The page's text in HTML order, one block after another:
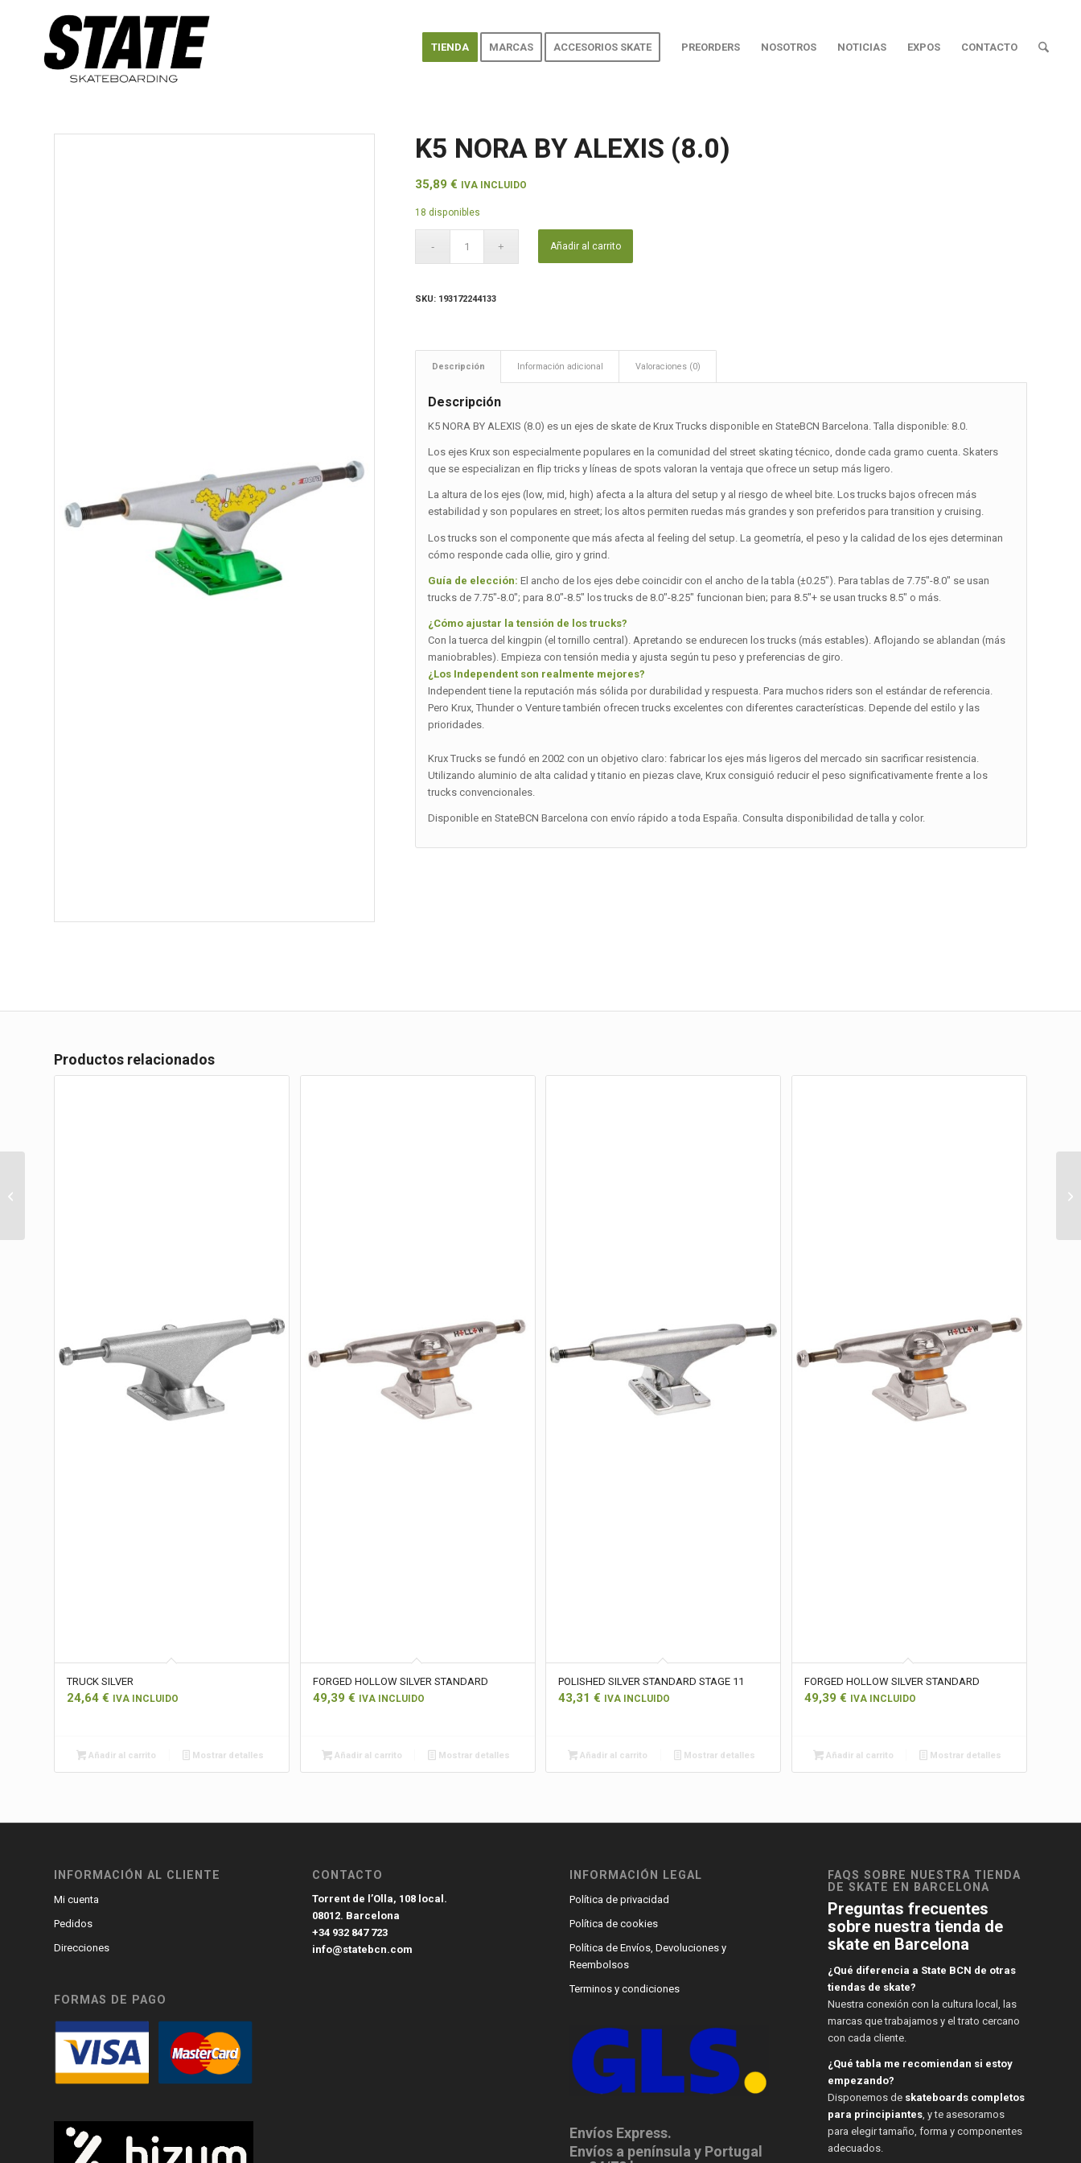
TIENDA MARCAS ACCESORIOS SKATE PREORDERS NOSOTROS NOTICIAS EXPOS CONTACTO
K5 NORA BY ALEXIS (8.0)
35,89€ IVA INCLUIDO
18 disponibles
Añadir al carrito
SKU: 193172244133
Descripción Información adicional Valoraciones (0)
Descripción
K5 NORA BY ALEXIS (8.0) es un ejes de skate de Krux Trucks disponible en StateBCN Barcelona. Talla disponible: 8.0.
Los ejes Krux son especialmente populares en la comunidad del street skating técnico, donde cada gramo cuenta. Skaters
que se especializan en flip tricks y líneas de spots valoran la ventaja que ofrece un setup más ligero.
La altura de los ejes (low, mid, high) afecta a la altura del setup y al riesgo de wheel bite. Los trucks bajos ofrecen más
estabilidad y son populares en street; los altos permiten ruedas más grandes y son preferidos para transition y cruising.
Los trucks son el componente que más afecta al feeling del setup. La geometría, el peso y la calidad de los ejes determinan
cómo responde cada ollie, giro y grind.
Guía de elección: El ancho de los ejes debe coincidir con el ancho de la tabla (±0.25″). Para tablas de 7.75″-8.0″ se usan
trucks de 7.75″-8.0″; para 8.0″-8.5″ los trucks de 8.0″-8.25″ funcionan bien; para 8.5″+ se usan trucks 8.5″ o más.
¿Cómo ajustar la tensión de los trucks?
Con la tuerca del kingpin (el tornillo central). Apretando se endurecen los trucks (más estables). Aflojando se ablandan (más
maniobrables). Empieza con tensión media y ajusta según tu peso y preferencias de giro.
¿Los Independent son realmente mejores?
Independent tiene la reputación más sólida por durabilidad y respuesta. Para muchos riders son el estándar de referencia.
Pero Krux, Thunder o Venture también ofrecen trucks excelentes con diferentes características. Depende del estilo y las
prioridades.
Krux Trucks se fundó en 2002 con un objetivo claro: fabricar los ejes más ligeros del mercado sin sacrificar resistencia.
Utilizando aluminio de alta calidad y titanio en piezas clave, Krux consiguió reducir el peso significativamente frente a los
trucks convencionales.
Disponible en StateBCN Barcelona con envío rápido a toda España. Consulta disponibilidad de talla y color.
Productos relacionados
TRUCK SILVER
24,64 € IVA INCLUIDO
Añadir al carrito Mostrar detalles
FORGED HOLLOW SILVER STANDARD
49,39 € IVA INCLUIDO
Añadir al carrito Mostrar detalles
POLISHED SILVER STANDARD STAGE 11
43,31€ IVA INCLUIDO
Añadir al carrito Mostrar detalles
FORGED HOLLOW SILVER STANDARD
49,39 € IVA INCLUIDO
Añadir al carrito Mostrar detalles
INFORMACIÓN AL CLIENTE
Mi cuenta
Pedidos
Direcciones
FORMAS DE PAGO
CONTACTO
Torrent de l’Olla, 108 local.
08012. Barcelona
+34 932 847 723
info@statebcn.com
INFORMACIÓN LEGAL
Política de privacidad
Política de cookies
Política de Envíos, Devoluciones y
Reembolsos
Terminos y condiciones
Envíos Express.
Envíos a península y Portugal
FAQS SOBRE NUESTRA TIENDA
DE SKATE EN BARCELONA
Preguntas frecuentes
sobre nuestra tienda de
skate en Barcelona
¿Qué diferencia a State BCN de otras
tiendas de skate?
Nuestra conexión con la cultura local, las
marcas que trabajamos y el trato cercano
con cada cliente.
¿Qué tabla me recomiendan si estoy
empezando?
Disponemos de skateboards completos
para principiantes, y te asesoramos
para elegir tamaño, forma y componentes
adecuados.